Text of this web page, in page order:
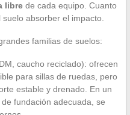
librede cada equipo. Cuanto
absorber el impacto.
familias de suelos:
caucho reciclado): ofrecen
para sillas de ruedas, pero
estable y drenado. En un
fundación adecuada, se